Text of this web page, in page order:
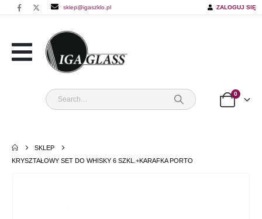
sklep@igaszklo.pl ZALOGUJ SIĘ
0
SKLEP
KRYSZTAŁOWY SET DO WHISKY 6 SZKL.+KARAFKA PORTO